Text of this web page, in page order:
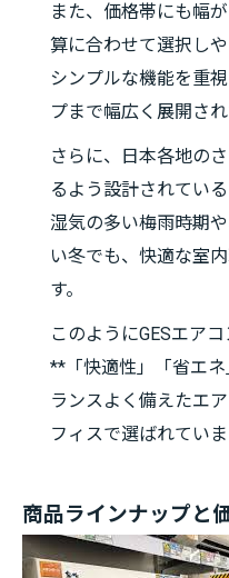
また、価格帯にも幅
算に合わせて選択しや
シンプルな機能を重
プまで幅広く展開され
さらに、日本各地の
るよう設計されてい
湿気の多い梅雨時期
い冬でも、快適な室
す。
このようにGESエアコ
**「快適性」「省エ
ランスよく備えたエ
フィスで選ばれていま
商品ラインナップと